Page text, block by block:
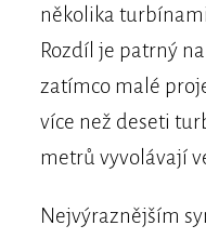
několika
Rozdíl je patrný
zatímco malé
více než deseti
metrů vyvolávají
Nejvýraznějším